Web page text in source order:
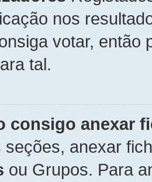
nos
votar, então
tal.
consigo anexar
seções, anexar
ou Grupos. Para